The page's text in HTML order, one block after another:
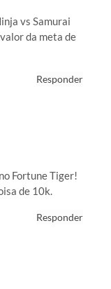
vs Samurai
da meta de
Responder
Fortune Tiger!
de 10k.
Responder